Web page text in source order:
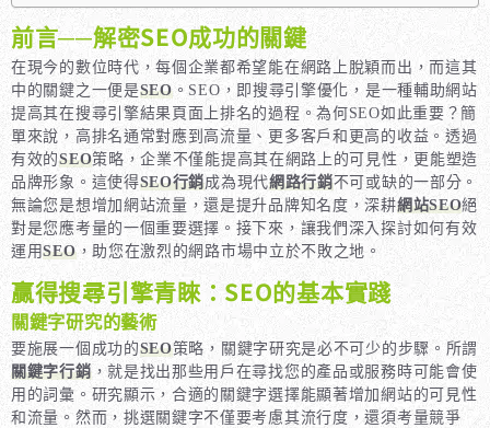
前言──解密SEO成功的關鍵
在現今的數位時代，每個企業都希望能在網路上脫穎而出，而這其
中的關鍵之一便是SEO。SEO，即搜尋引擎優化，是一種輔助網站
提高其在搜尋引擎結果頁面上排名的過程。為何SEO如此重要？簡
單來說，高排名通常對應到高流量、更多客戶和更高的收益。透過
有效的SEO策略，企業不僅能提高其在網路上的可見性，更能塑造
品牌形象。這使得SEO行銷成為現代網路行銷不可或缺的一部分。
無論您是想增加網站流量，還是提升品牌知名度，深耕網站SEO絕
對是您應考量的一個重要選擇。接下來，讓我們深入探討如何有效
運用SEO，助您在激烈的網路市場中立於不敗之地。
贏得搜尋引擎青睞：SEO的基本實踐
關鍵字研究的藝術
要施展一個成功的SEO策略，關鍵字研究是必不可少的步驟。所謂
關鍵字行銷，就是找出那些用戶在尋找您的產品或服務時可能會使
用的詞彙。研究顯示，合適的關鍵字選擇能顯著增加網站的可見性
和流量。然而，挑選關鍵字不僅要考慮其流行度，還須考量競爭